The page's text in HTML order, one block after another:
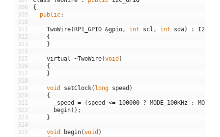
308
309
310
311
312
313
314
315
316
317
318
319
320
321
322
323
324
325
{
public:
TwoWire(RP1_GPIO &gpio , int scl , int sda) :
{
}
virtual ~TwoWire(void )
{
}
void setClock( long speed )
{
_speed
= ( speed <= 100000 ? MODE_100KHz :
begin( ) ;
}
void begin(void )